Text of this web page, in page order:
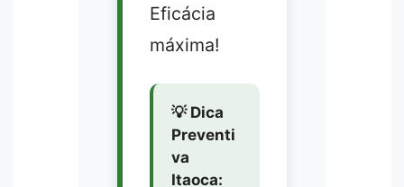
Eficácia
máxima!
💡 Dica
Preventi
va
Itaoca: